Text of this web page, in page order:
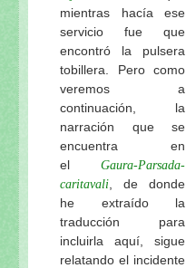
mientras hacía ese
servicio fue que
encontró la pulsera
tobillera. Pero como
veremos a
continuación, la
narración que se
encuentra en
el Gaura-Parsada-
caritavali , de donde
he extraído la
traducción para
incluirla aquí, sigue
relatando el incidente